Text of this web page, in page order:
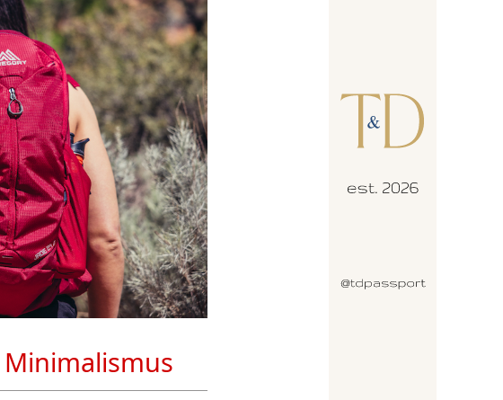
Minimalismus